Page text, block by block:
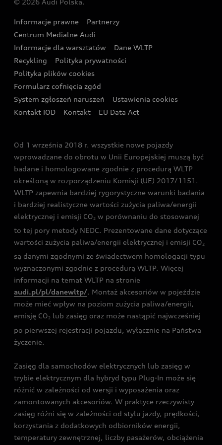
Wyszukaj najbliższego Partnera Audi
Oferta dla przedsiębiorców
Oferta dla klientów prywatnych
Kalkulator rat
Ubezpieczenie
Audi exclusive
Zasięg
Gwarancja
Akcje serwisowe Audi
Katalog online akcesoriów
Audi i Muzeum Sztuki Nowoczesnej w Warszawie
Audi driving experience
Audi quattro Cup
Audi i Puchar Świata w Skokach Narciarskich w
Zakopanem
© 2026 Audi Polska.
Informacje prawne
Partnerzy
Centrum Medialne Audi
Informacje dla warsztatów
Dane WLTP
Recykling
Polityka prywatności
Polityka plików cookies
Formularz cofnięcia zgód
System zgłoszeń naruszeń
Ustawienia cookies
Kontakt IOD
Kontakt EU Data Act
Od 1 września 2018 r. wszystkie nowe pojazdy
wprowadzane do obrotu w Unii Europejskiej muszą być
badane i homologowane zgodnie z procedurą WLTP
określoną w rozporządzeniu Komisji (UE) 2017/1151.
WLTP zapewnia bardziej rygorystyczne warunki badania
i bardziej realistyczne wartości zużycia paliwa/energii
elektrycznej i emisji CO2 w porównaniu do stosowanej
to tej pory metody NEDC. Prezentowane dane dotyczące
wartości zużycia paliwa/energii elektrycznej i emisji CO2
są danymi zgodnymi ze świadectwem homologacji typu
wyznaczonymi zgodnie z procedurą WLTP. Więcej
informacji na temat WLTP na stronie
audi.pl/pl/danewltp/. Montaż akcesoriów w pojeździe
może mieć wpływ na poziom zużycia paliwa/energii,
emisję CO2 lub zasięg oraz może nastąpić najwcześniej
po pierwszej rejestracji pojazdu, wyłącznie na Państwa
życzenie.
Zasięg dla samochodów elektrycznych lub zasięg w
trybie elektrycznym dla hybryd typu Plug-In może się
różnić w zależności od wersji i wyposażenia oraz
zamontowanych akcesoriów. W praktyce rzeczywisty
zasięg różni się w zależności od stylu jazdy, prędkości,
korzystania z dodatkowych odbiorników energii,
temperatury zewnętrznej, liczby pasażerów, obciążenia